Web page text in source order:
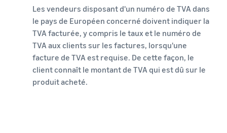
Les vendeurs disposant d'un numéro de TVA dans
le pays de Européen concerné doivent indiquer la
TVA facturée, y compris le taux et le numéro de
TVA aux clients sur les factures, lorsqu'une
facture de TVA est requise. De cette façon, le
client connaît le montant de TVA qui est dû sur le
produit acheté.